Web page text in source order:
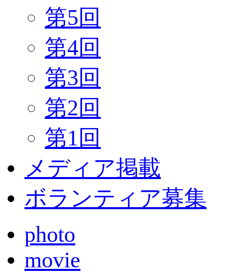
第5回
第4回
第3回
第2回
第1回
メディア掲載
ボランティア募集
photo
movie